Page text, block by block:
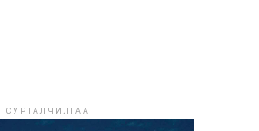
СУРТАЛЧИЛГАА